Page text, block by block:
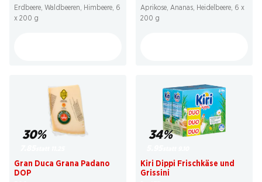
Erdbeere, Waldbeeren, Himbeere, 6
x 200 g
Aprikose, Ananas, Heidelbeere, 6 x
200 g
30%
Gran Duca Grana Padano
DOP
34%
Kiri Dippi Frischkäse und
Grissini